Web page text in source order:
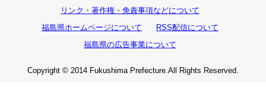
リンク・著作権・免責事項などについて
福島県ホームページについて
RSS配信について
福島県の広告事業について
Copyright © 2014 Fukushima Prefecture.All Rights Reserved.